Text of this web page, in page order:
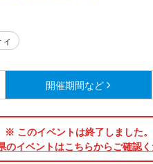
開催期間など
※ このイベントは終了しました。
のイベントはこちらからご確認く